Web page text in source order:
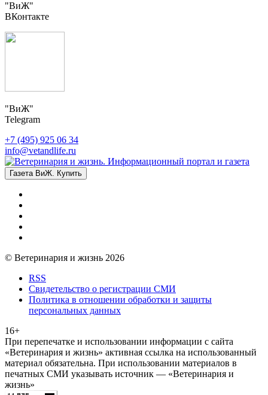
"ВиЖ"
ВКонтакте
"ВиЖ"
Telegram
+7 (495) 925 06 34
info@vetandlife.ru
Газета ВиЖ. Купить
© Ветеринария и жизнь 2026
RSS
Свидетельство о регистрации СМИ
Политика в отношении обработки и защиты
персональных данных
16+
При перепечатке и использовании информации с сайта
«Ветеринария и жизнь» активная ссылка на использованный
материал обязательна. При использовании материалов в
печатных СМИ указывать источник — «Ветеринария и
жизнь»